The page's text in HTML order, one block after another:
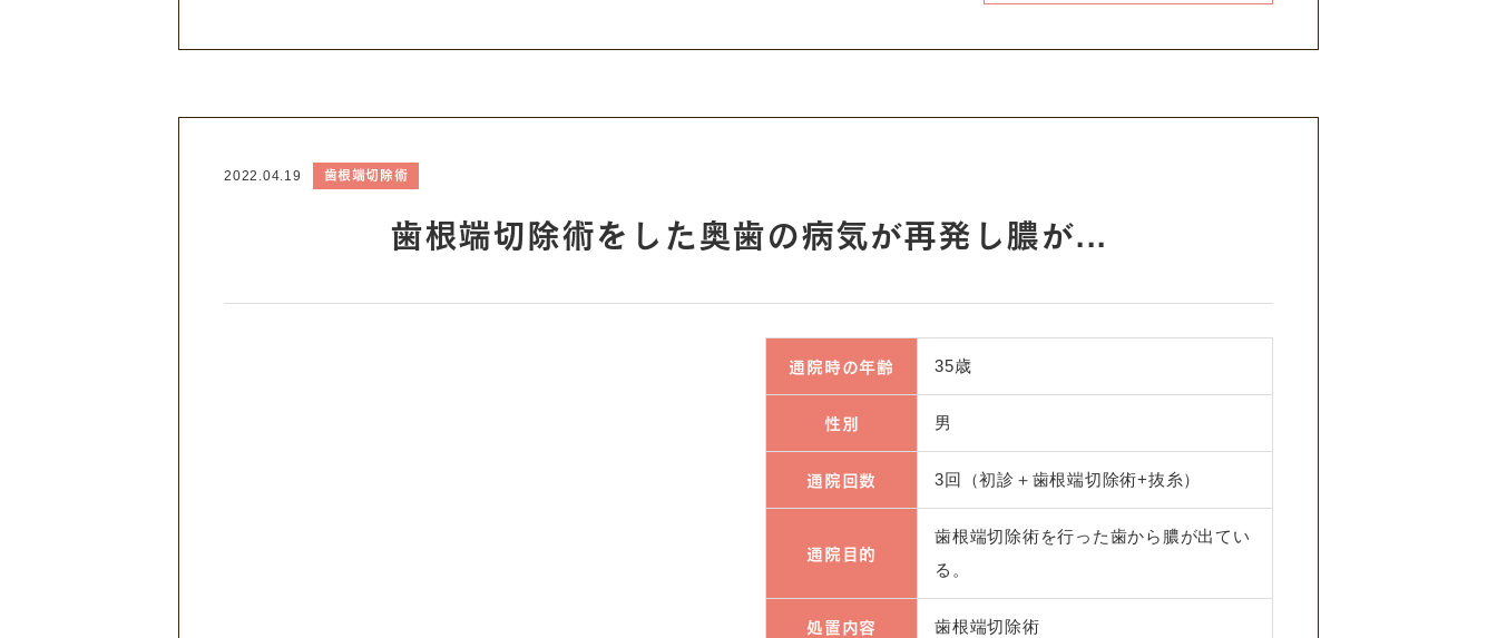
2022.04.19 歯根端切除術
歯根端切除術をした奥歯の病気が再発し膿が...
通院時の年齢 35歳
性別 男
通院回数 3回（初診＋歯根端切除術+抜糸）
通院目的
歯根端切除術を行った歯から膿が出てい
る。
処置内容 歯根端切除術